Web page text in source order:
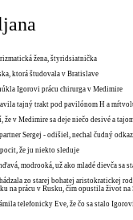
žena, štyridsiatnička
ktorá študovala v Bratislave
Igorovi prácu chirurga v Medimire
tajný trakt pod pavilónom H a
že v Medimire sa deje niečo desivé a
Sergej - odišiel, nechal čudný
pocit, že ju niekto sleduje
modrooká, už ako mladé dievča sa
zo starej bohatej aristokratickej
na prácu v Rusku, čím opustila život
telefonicky Eve, že čo sa stalo